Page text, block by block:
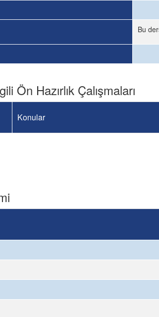
Bu
Ön Hazırlık Çalışmaları
Konular